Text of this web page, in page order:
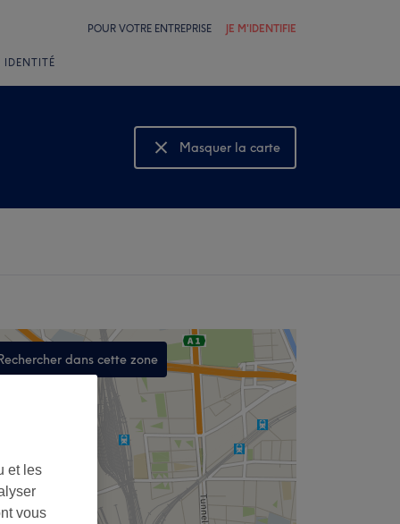
POUR VOTRE ENTREPRISE JE M'IDENTIFIE
IDENTITÉ
Masquer la carte
Montrer la carte
dans cette zone
et les
vous